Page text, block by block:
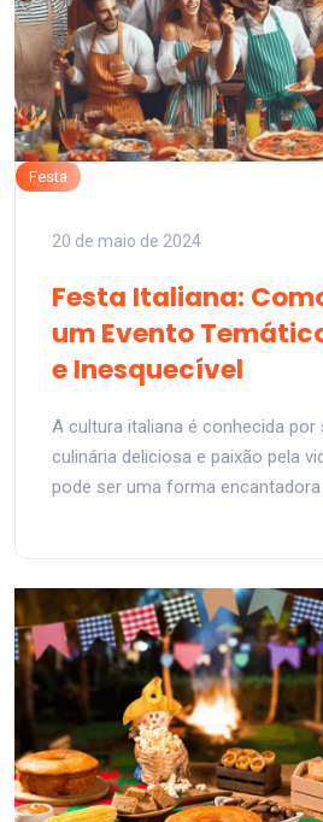
Festa
20 de maio de 2024
Festa Italiana:
um Evento
e Inesquecível
A cultura italiana é conhecida por
culinária deliciosa e paixão pela
pode ser uma forma